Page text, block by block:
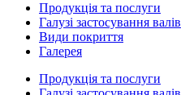
Продукція та послуги
Галузі застосування валів
Види покриття
Галерея
Продукція та послуги